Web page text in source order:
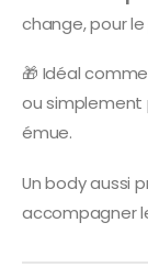
change, pour
🎁 Idéal comme
ou simplement
émue.
Un body aussi
accompagner